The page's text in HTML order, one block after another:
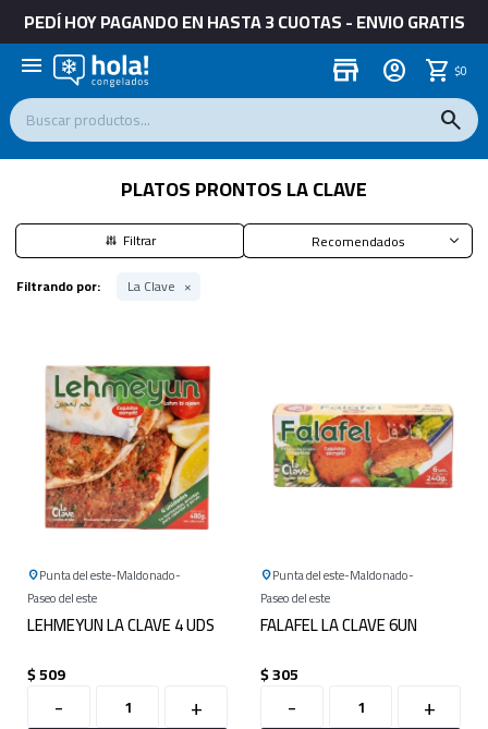
PEDÍ HOY PAGANDO EN HASTA 3 CUOTAS - ENVIO GRATIS
menu store $0
PLATOS PRONTOS LA CLAVE
Recomendados
Filtrando por:
La Clave
Punta del este Maldonado
Paseo del este
LEHMEYUN LA CLAVE 4 UDS
$509
- +
Punta del este Maldonado
Paseo del este
FALAFEL LA CLAVE 6UN
$305
- +